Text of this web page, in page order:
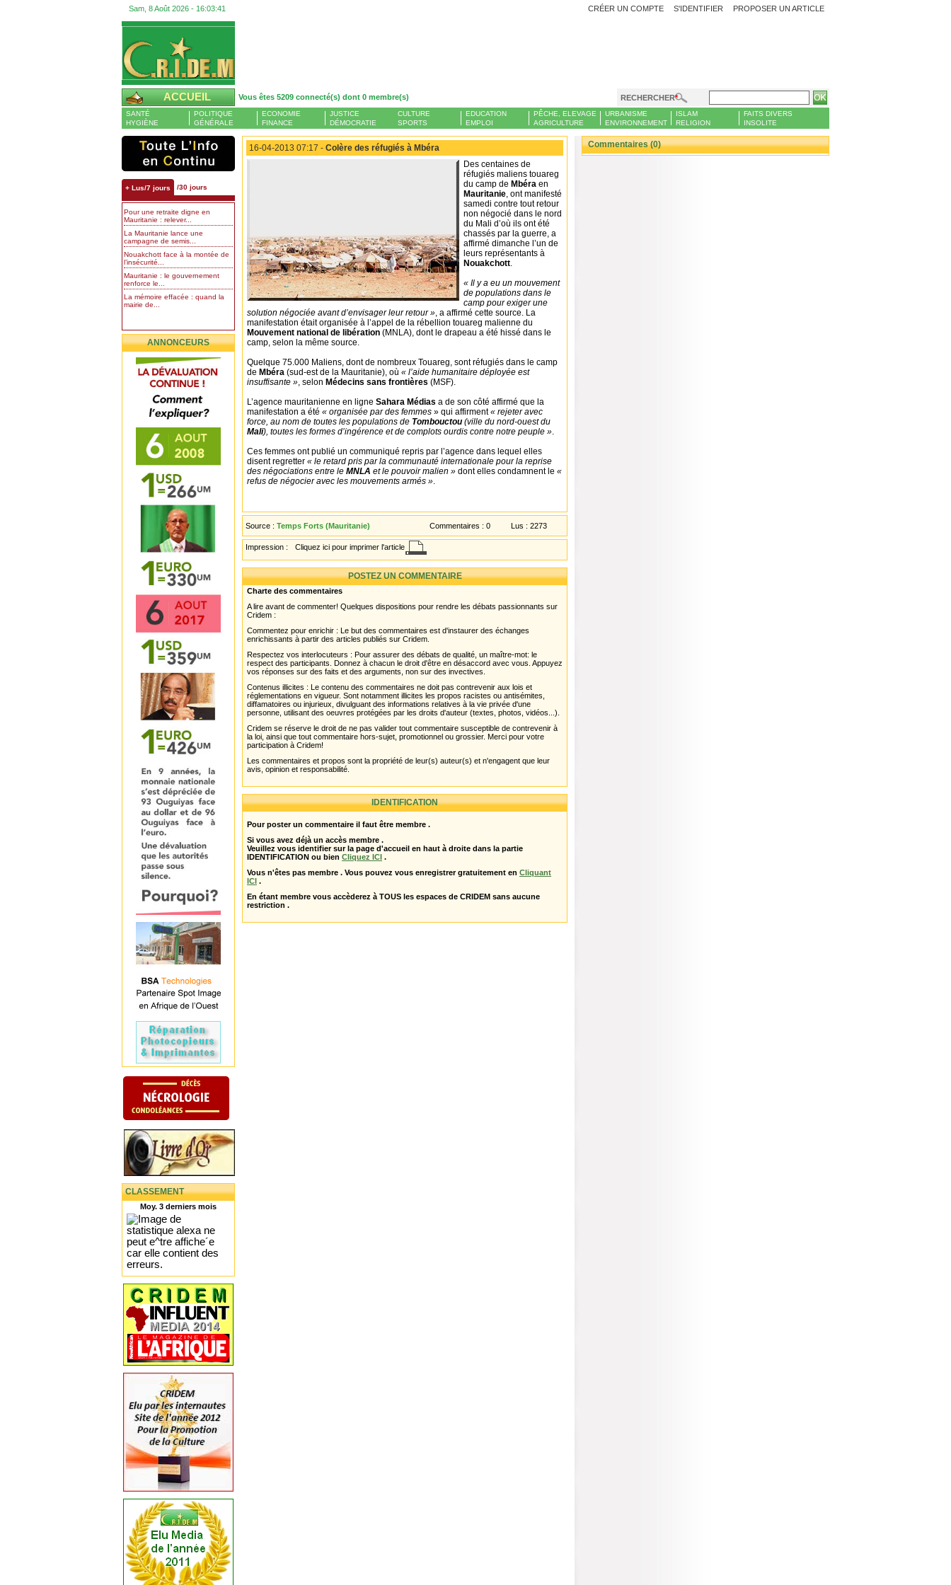
Sam, 8 Août 2026 - 16:03:42 PROPOSER UN ARTICLE
CRÉER UN COMPTE S'IDENTIFIER
ACCUEIL Vous êtes 5209 connecté(s) dont 0 membre(s) RECHERCHER
SANTÉ
HYGIÈNE
POLITIQUE
GÉNÉRALE
ECONOMIE
FINANCE
JUSTICE
DÉMOCRATIE
CULTURE
SPORTS
EDUCATION
EMPLOI
PÊCHE, ELEVAGE
AGRICULTURE
URBANISME
ENVIRONNEMENT
ISLAM
RELIGION
FAITS DIVERS
INSOLITE
+ Lus/7 jours /30 jours
Pour une retraite digne en
Mauritanie : relever...
La Mauritanie lance une
campagne de semis...
Nouakchott face à la montée de
l’insécurité...
Mauritanie : le gouvernement
renforce le...
La mémoire effacée : quand la
mairie de...
ANNONCEURS
CLASSEMENT
Moy. 3 derniers mois
16-04-2013 07:17 - Colère des réfugiés à Mbéra
Des centaines de
réfugiés maliens touareg
du camp de Mbéra en
Mauritanie, ont manifesté
samedi contre tout retour
non négocié dans le nord
du Mali d’où ils ont été
chassés par la guerre, a
affirmé dimanche l’un de
leurs représentants à
Nouakchott.
« Il y a eu un mouvement
de populations dans le
camp pour exiger une
solution négociée avant d’envisager leur retour », a affirmé cette source. La
manifestation était organisée à l’appel de la rébellion touareg malienne du
Mouvement national de libération (MNLA), dont le drapeau a été hissé dans le
camp, selon la même source.
Quelque 75.000 Maliens, dont de nombreux Touareg, sont réfugiés dans le camp
de Mbéra (sud-est de la Mauritanie), où « l’aide humanitaire déployée est
insuffisante », selon Médecins sans frontières (MSF).
L’agence mauritanienne en ligne Sahara Médias a de son côté affirmé que la
manifestation a été « organisée par des femmes » qui affirment« rejeter avec
force, au nom de toutes les populations de Tombouctou (ville du nord-ouest du
Mali), toutes les formes d’ingérence et de complots ourdis contre notre peuple ».
Ces femmes ont publié un communiqué repris par l’agence dans lequel elles
disent regretter « le retard pris par la communauté internationale pour la reprise
des négociations entre le MNLA et le pouvoir malien » dont elles condamnent le «
refus de négocier avec les mouvements armés ».
Source : Temps Forts (Mauritanie) Commentaires : 0 Lus : 2273
Impression : Cliquez ici pour imprimer l'article
POSTEZ UN COMMENTAIRE
Charte des commentaires
A lire avant de commenter! Quelques dispositions pour rendre les débats passionnants sur
Cridem :
Commentez pour enrichir : Le but des commentaires est d'instaurer des échanges
enrichissants à partir des articles publiés sur Cridem.
Respectez vos interlocuteurs : Pour assurer des débats de qualité, un maître-mot: le
respect des participants. Donnez à chacun le droit d'être en désaccord avec vous. Appuyez
vos réponses sur des faits et des arguments, non sur des invectives.
Contenus illicites : Le contenu des commentaires ne doit pas contrevenir aux lois et
réglementations en vigueur. Sont notamment illicites les propos racistes ou antisémites,
diffamatoires ou injurieux, divulguant des informations relatives à la vie privée d'une
personne, utilisant des oeuvres protégées par les droits d'auteur (textes, photos, vidéos...).
Cridem se réserve le droit de ne pas valider tout commentaire susceptible de contrevenir à
la loi, ainsi que tout commentaire hors-sujet, promotionnel ou grossier. Merci pour votre
participation à Cridem!
Les commentaires et propos sont la propriété de leur(s) auteur(s) et n'engagent que leur
avis, opinion et responsabilité.
IDENTIFICATION
Pour poster un commentaire il faut être membre .
Si vous avez déjà un accès membre .
Veuillez vous identifier sur la page d'accueil en haut à droite dans la partie
IDENTIFICATION ou bien Cliquez ICI .
Vous n'êtes pas membre . Vous pouvez vous enregistrer gratuitement en Cliquant
ICI .
En étant membre vous accèderez à TOUS les espaces de CRIDEM sans aucune
restriction .
Commentaires (0)